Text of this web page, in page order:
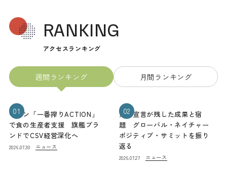
RANKING
アクセスランキング
週間ランキング 月間ランキング
01
キリン「一番搾りACTION」
で食の生産者支援 旗艦ブラ
ンドでCSV経営深化へ
2026.07.30 ニュース
02
熊本宣言が残した成果と宿
題 グローバル・ネイチャー
ポジティブ・サミットを振り
返る
2026.07.27 ニュース